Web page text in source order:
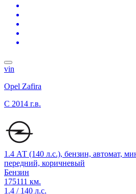
vin
Opel Zafira
C 2014 г.в.
1.4 АТ (140 л.с.), бензин, автомат,
передний, коричневый
Бензин
175111 км.
1.4 / 140 л.с.